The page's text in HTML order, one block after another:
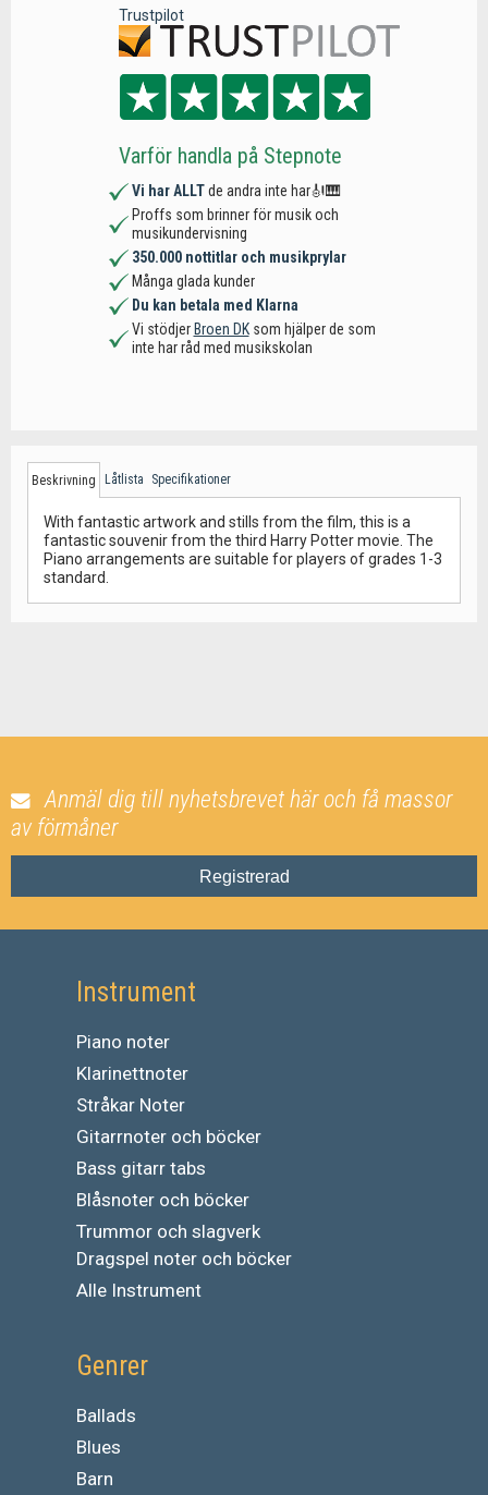
Trustpilot
Varför handla på Stepnote
Vi har ALLTde andra inte har🎻🎹
Proffs som brinner för musik och
musikundervisning
350.000 nottitlar och musikprylar
Många glada kunder
Du kan betala med Klarna
Vi stödjer Broen DKsom hjälper de som
inte har råd med musikskolan
Beskrivning Låtlista Specifikationer
With fantastic artwork and stills from the film, this is a
fantastic souvenir from the third Harry Potter movie. The
Piano arrangements are suitable for players of grades 1-3
standard.
Anmäl dig till nyhetsbrevet här och få massor
av förmåner
Registrerad
Instrument
Piano noter
Klarinettnoter
Stråkar Noter
Gitarrnoter och böcker
Bass gitarr tabs
Blåsnoter och böcker
Trummor och slagverk
Dragspel noter och böcker
Alle Instrument
Genrer
Ballads
Blues
Barn